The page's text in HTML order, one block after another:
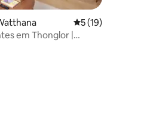
5 de uma
5 (19)
em Thonglor |